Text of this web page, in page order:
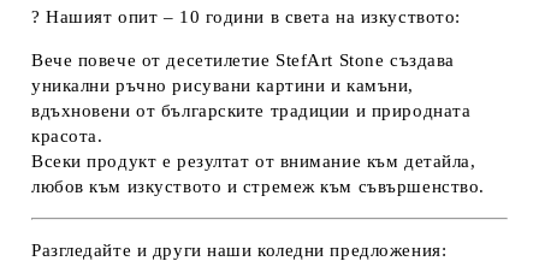
? Нашият опит – 10 години в света на изкуството:
Вече повече от десетилетие StefArt Stone създава
уникални ръчно рисувани картини и камъни,
вдъхновени от българските традиции и природната
красота.
Всеки продукт е резултат от внимание към детайла,
любов към изкуството и стремеж към съвършенство.
Разгледайте и други наши коледни предложения: